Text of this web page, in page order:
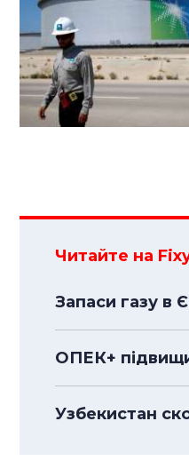
Читайте на
Запаси газу в
ОПЕК+
Узбекистан